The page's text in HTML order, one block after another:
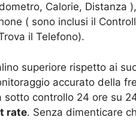
Calorie, Distanza
( sono inclusi il
il Telefono).
superiore rispetto ai
accurato della
controllo 24 ore su
rate. Senza dimenticare